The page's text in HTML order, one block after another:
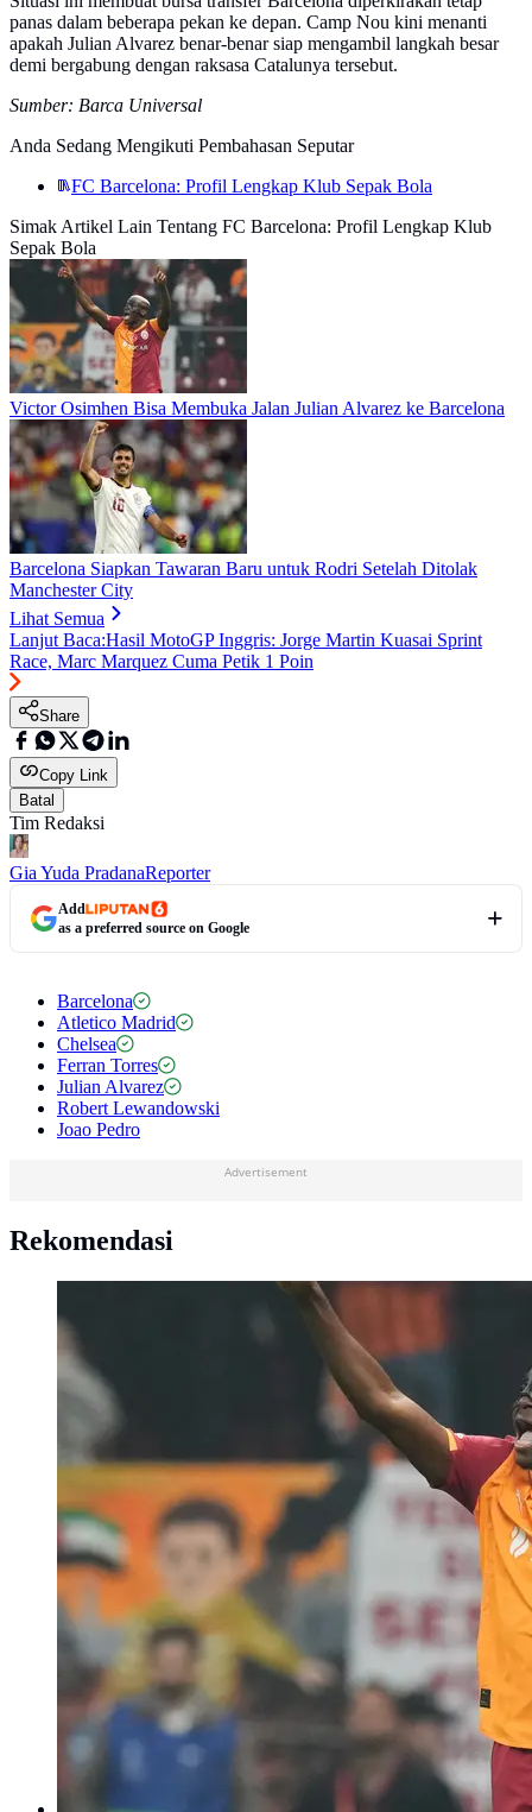
panas dalam beberapa pekan ke depan. Camp Nou kini menanti
apakah Julian Alvarez benar-benar siap mengambil langkah besar
demi bergabung dengan raksasa Catalunya tersebut.
Sumber: Barca Universal
Anda Sedang Mengikuti Pembahasan Seputar
FC Barcelona: Profil Lengkap Klub Sepak Bola
Simak Artikel Lain Tentang FC Barcelona: Profil Lengkap Klub
Sepak Bola
Victor Osimhen Bisa Membuka Jalan Julian Alvarez ke Barcelona
Barcelona Siapkan Tawaran Baru untuk Rodri Setelah Ditolak
Manchester City
Lihat Semua
Lanjut Baca:Hasil MotoGP Inggris: Jorge Martin Kuasai Sprint
Race, Marc Marquez Cuma Petik 1 Poin
Share
Copy Link
Batal
Tim Redaksi
Gia Yuda PradanaReporter
Add
as a preferred source on Google
Barcelona
Atletico Madrid
Chelsea
Ferran Torres
Julian Alvarez
Robert Lewandowski
Joao Pedro
Advertisement
Rekomendasi